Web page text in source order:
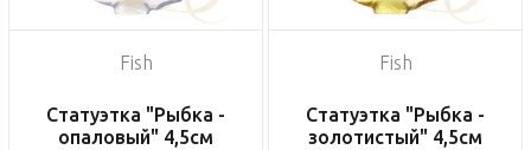
Fish
Статуэтка "Рыбка -
опаловый" 4,5см
Fish
Статуэтка "Рыбка -
золотистый" 4,5см